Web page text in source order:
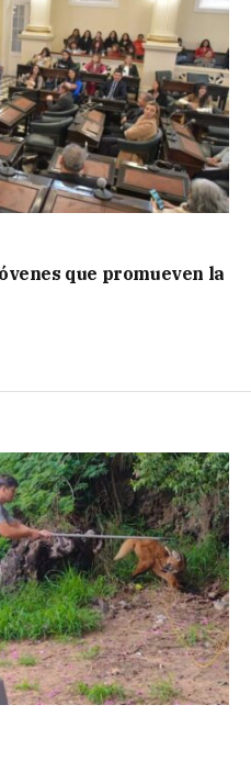
que promueven la